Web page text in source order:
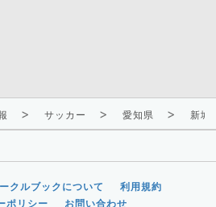
サッカー 愛知県 新城
クルブックについて
利用規約
ポリシー
お問い合わせ